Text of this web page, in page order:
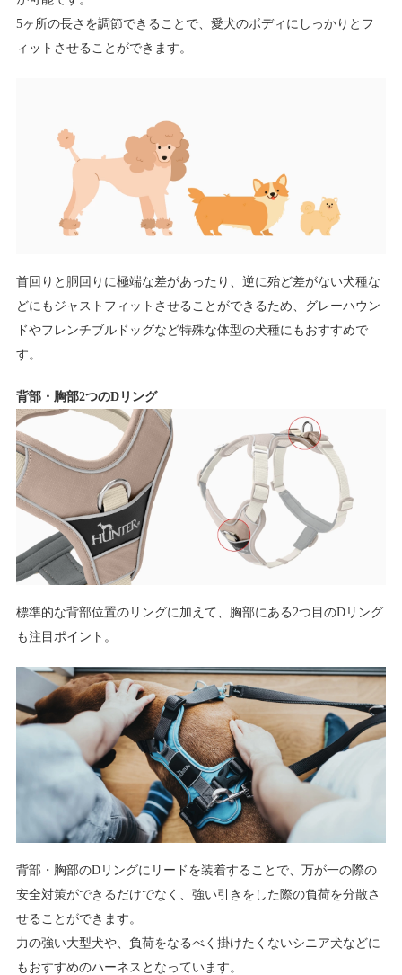
5ヶ所の長さを調節できることで、愛犬のボディにしっかりとフ
ィットさせることができます。
首回りと胴回りに極端な差があったり、逆に殆ど差がない犬種な
どにもジャストフィットさせることができるため、グレーハウン
ドやフレンチブルドッグなど特殊な体型の犬種にもおすすめで
す。
背部・胸部2つのDリング
標準的な背部位置のリングに加えて、胸部にある2つ目のDリング
も注目ポイント。
背部・胸部のDリングにリードを装着することで、万が一の際の
安全対策ができるだけでなく、強い引きをした際の負荷を分散さ
せることができます。
力の強い大型犬や、負荷をなるべく掛けたくないシニア犬などに
もおすすめのハーネスとなっています。